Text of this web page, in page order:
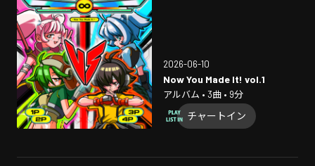
2026-06-10
Now You Made It! vol.1
アルバム • 3曲 • 9分
チャートイン